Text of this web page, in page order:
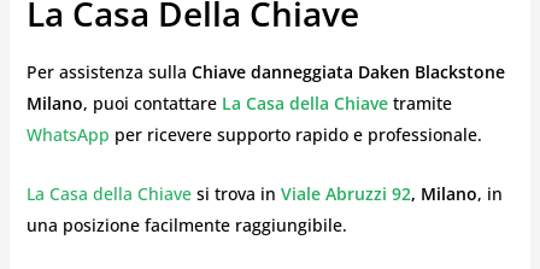
La Casa Della Chiave
Per assistenza sulla Chiave danneggiata Daken Blackstone
Milano, puoi contattare La Casa della Chiavetramite
WhatsApp per ricevere supporto rapido e professionale.
La Casa della Chiavesi trova in Viale Abruzzi 92, Milano, in
una posizione facilmente raggiungibile.